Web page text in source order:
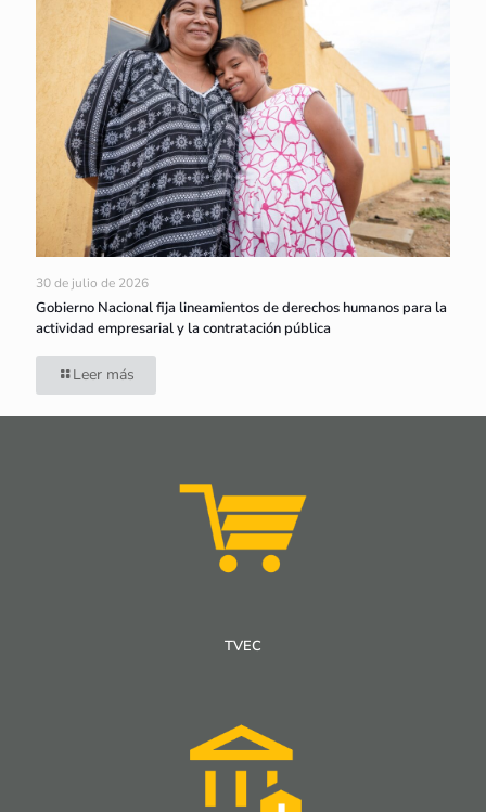
30 de julio de 2026
Gobierno Nacional fija lineamientos de derechos humanos para la
actividad empresarial y la contratación pública
Leer más
TVEC